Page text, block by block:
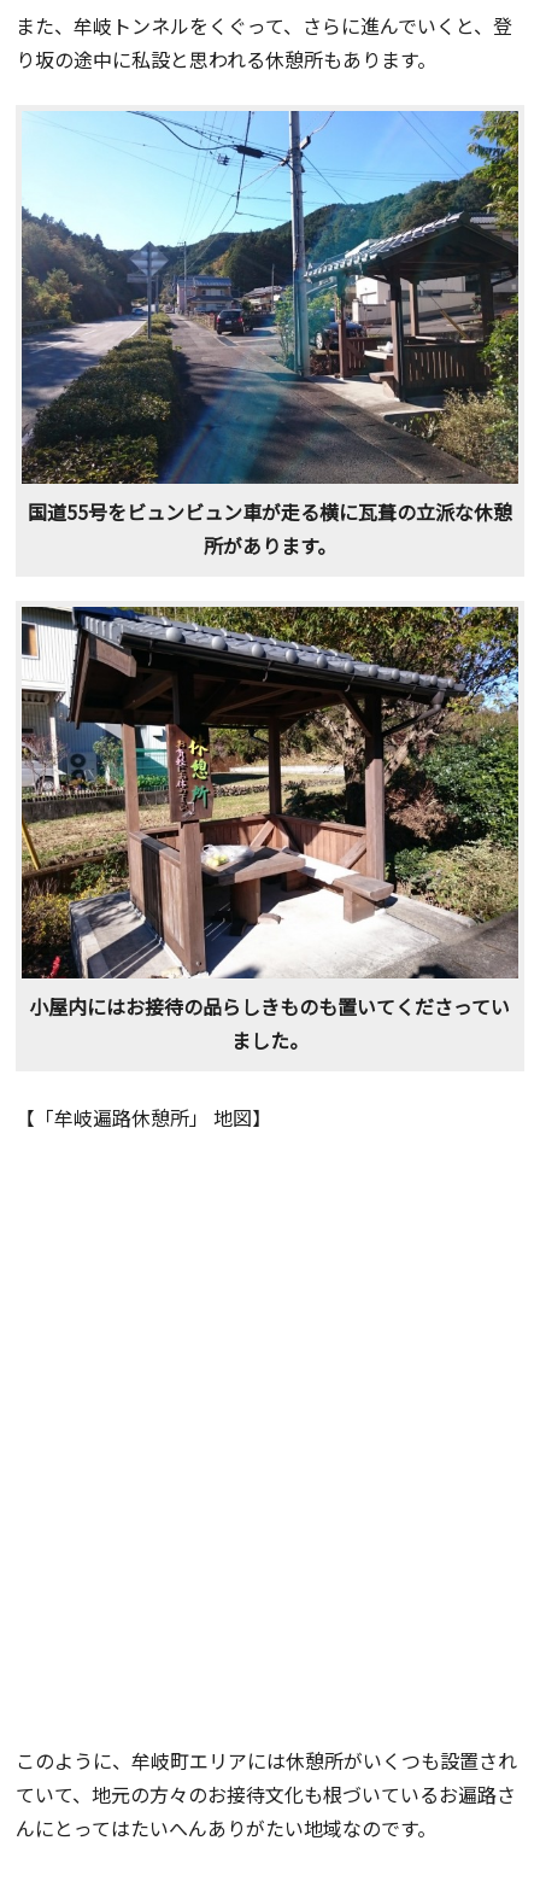
また、牟岐トンネルをくぐって、さらに進んでいくと、登
り坂の途中に私設と思われる休憩所もあります。
国道55号をビュンビュン車が走る横に瓦葺の立派な休憩
所があります。
小屋内にはお接待の品らしきものも置いてくださってい
ました。
【「牟岐遍路休憩所」 地図】
このように、牟岐町エリアには休憩所がいくつも設置され
ていて、地元の方々のお接待文化も根づいているお遍路さ
んにとってはたいへんありがたい地域なのです。